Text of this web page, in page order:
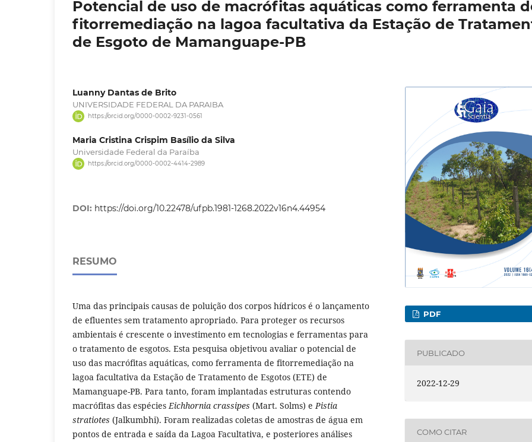
Potencial de uso de macrófitas aquáticas como ferramenta
fitorremediação na lagoa facultativa da Estação de
de Esgoto de Mamanguape-PB
Luanny Dantas de Brito
UNIVERSIDADE FEDERAL DA PARAIBA
https://orcid.org/0000-0002-9231-0561
Maria Cristina Crispim Basílio da Silva
Universidade Federal da Paraíba
https://orcid.org/0000-0002-4414-2989
DOI: https://doi.org/10.22478/ufpb.1981-1268.2022v16n4.44954
RESUMO
Uma das principais causas de poluição dos corpos hídricos é o lançamento
de efluentes sem tratamento apropriado. Para proteger os recursos
ambientais é crescente o investimento em tecnologias e ferramentas para
o tratamento de esgotos. Esta pesquisa objetivou avaliar o potencial de
uso das macrófitas aquáticas, como ferramenta de fitorremediação na
lagoa facultativa da Estação de Tratamento de Esgotos (ETE) de
Mamanguape-PB. Para tanto, foram implantadas estruturas contendo
macrófitas das espéciesEichhornia crassipes (Mart. Solms) ePistia
stratiotes (Jalkumbhi). Foram realizadas coletas de amostras de água em
pontos de entrada e saída da Lagoa Facultativa, e posteriores análises
PDF
PUBLICADO
2022-12-29
COMO CITAR